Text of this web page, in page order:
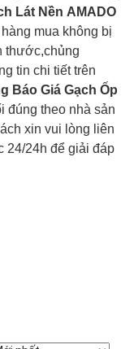
Lát Nền AMADO
mua không bị
thước,chủng
tin chi tiết trên
Báo Giá Gạch Ốp
đúng theo nhà sản
xin vui lòng liên
24/24h để giải đáp